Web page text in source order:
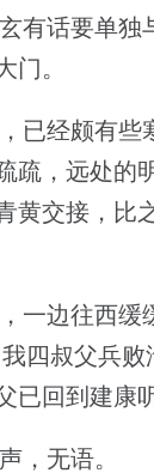
有话要单独
门。
已经颇有些
疏，远处的
黄交接，比
一边往西缓
四叔父兵败
已回到建康
，无语。